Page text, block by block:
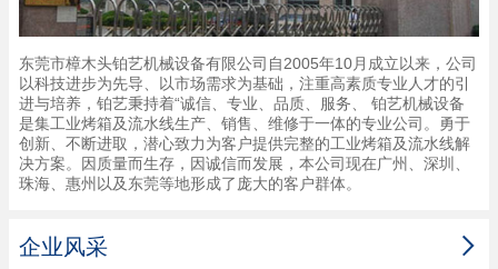
东莞市樟木头铂艺机械设备有限公司自2005年10月成立以来，公司
以科技进步为先导、以市场需求为基础，注重高素质专业人才的引
进与培养，铂艺秉持着“诚信、专业、品质、服务、 铂艺机械设备
是集工业烤箱及流水线生产、销售、维修于一体的专业公司。勇于
创新、不断进取，潜心致力为客户提供完整的工业烤箱及流水线解
决方案。因质量而生存，因诚信而发展，本公司现在广州、深圳、
珠海、惠州以及东莞等地形成了庞大的客户群体。

企业风采